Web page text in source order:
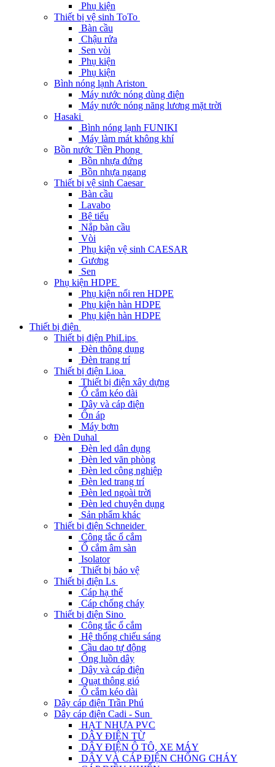
Phụ kiện
Thiết bị vệ sinh ToTo
Bàn cầu
Chậu rửa
Sen vòi
Phụ kiện
Phụ kiện
Bình nóng lạnh Ariston
Máy nước nóng dùng điện
Máy nước nóng năng lương mặt trời
Hasaki
Bình nóng lạnh FUNIKI
Máy làm mát không khí
Bồn nước Tiền Phong
Bồn nhựa đứng
Bồn nhựa ngang
Thiết bị vệ sinh Caesar
Bàn cầu
Lavabo
Bệ tiểu
Nắp bàn cầu
Vòi
Phụ kiện vệ sinh CAESAR
Gương
Sen
Phụ kiện HDPE
Phụ kiện nối ren HDPE
Phụ kiện hàn HDPE
Phụ kiện hàn HDPE
Thiết bị điện
Thiết bị điện PhiLips
Đèn thông dụng
Đèn trang trí
Thiết bị điện Lioa
Thiết bị điện xây dựng
Ổ cắm kéo dài
Dây và cáp điện
Ổn áp
Máy bơm
Đèn Duhal
Đèn led dân dụng
Đèn led văn phòng
Đèn led công nghiệp
Đèn led trang trí
Đèn led ngoài trời
Đèn led chuyên dụng
Sản phẩm khác
Thiết bị điện Schneider
Công tắc ổ cắm
Ổ cắm âm sàn
Isolator
Thiết bị bảo vệ
Thiết bị điện Ls
Cáp hạ thế
Cáp chống cháy
Thiết bị điện Sino
Công tắc ổ cắm
Hệ thống chiếu sáng
Cầu dao tự động
Ống luồn dây
Dây và cáp điện
Quạt thông gió
Ổ cắm kéo dài
Dây cáp điện Trần Phú
Dây cáp điện Cadi - Sun
HẠT NHỰA PVC
DÂY ĐIỆN TỪ
DÂY ĐIỆN Ô TÔ, XE MÁY
DÂY VÀ CÁP ĐIỆN CHỐNG CHÁY